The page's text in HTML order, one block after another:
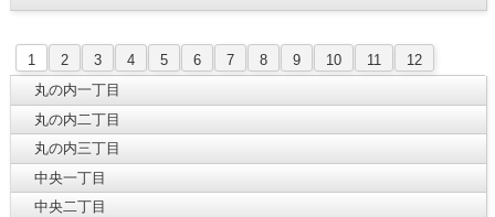
1 2 3 4 5 6 7 8 9 10 11
12
丸の内一丁目
丸の内二丁目
丸の内三丁目
中央一丁目
中央二丁目